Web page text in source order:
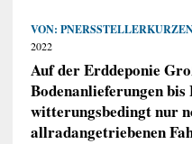
VON:
2022
Auf der Erddeponie
Bodenanlieferungen bis
witterungsbedingt nur
allradangetriebenen